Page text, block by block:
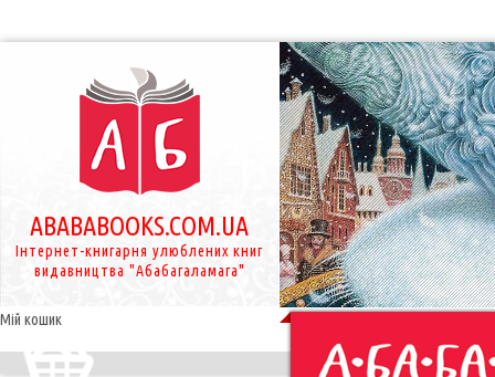
ABABABOOKS.COM.UA
Інтернет-книгарня улюблених книг
видавництва "Абабагаламага"
Мій кошик